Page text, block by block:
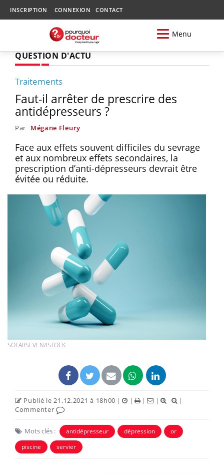
INSCRIPTION CONNEXION CONTACT
Menu
QUESTION D'ACTU
Traitements
Faut-il arrêter de prescrire des
antidépresseurs ?
Par Mégane Fleury
Face aux effets souvent difficiles du sevrage
et aux nombreux effets secondaires, la
prescription d’anti-dépresseurs devrait être
évitée ou réduite.
SOLARSEVEN/ISTOCK
Publié le 21.12.2021 à 18h00 | | | |
|
Commenter
Mots clés : antidépresseur dépression
or
piscine
servier